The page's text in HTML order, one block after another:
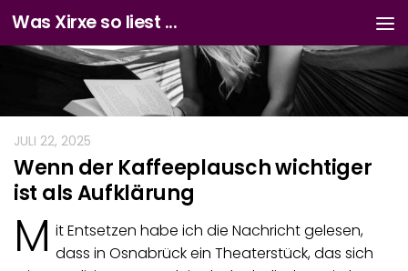
Zum Inhalt springen
Was Xirxe so liest ...
JULI 22, 2025
Wenn der Kaffeeplausch wichtiger
ist als Aufklärung
M it Entsetzen habe ich die Nachricht gelesen,
dass in Osnabrück ein Theaterstück, das sich